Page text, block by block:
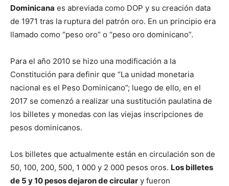
Dominicana es abreviada como DOP y su creación data
de 1971 tras la ruptura del patrón oro. En un principio era
llamado como “peso oro” o “peso oro dominicano”.
Para el año 2010 se hizo una modificación a la
Constitución para definir que “La unidad monetaria
nacional es el Peso Dominicano”; luego de ello, en el
2017 se comenzó a realizar una sustitución paulatina de
los billetes y monedas con las viejas inscripciones de
pesos dominicanos.
Los billetes que actualmente están en circulación son de
50, 100, 200, 500, 1 000 y 2 000 pesos oros. Los billetes
de 5 y 10 pesos dejaron de circular y fueron